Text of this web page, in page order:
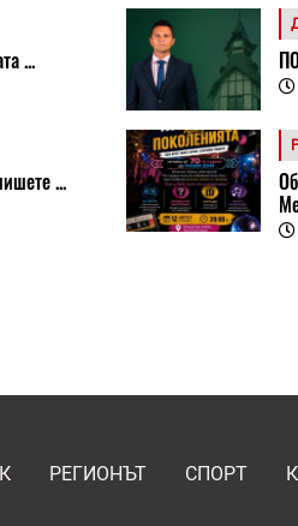
...
...
РЕГИОНЪТ СПОРТ